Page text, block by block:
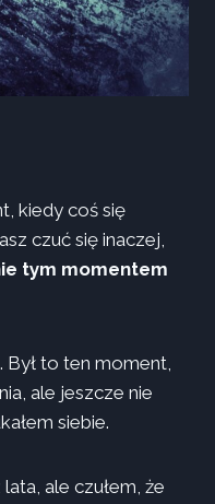
kiedy coś się
czuć się inaczej,
tym momentem
Był to ten moment,
ale jeszcze nie
siebie.
ale czułem, że